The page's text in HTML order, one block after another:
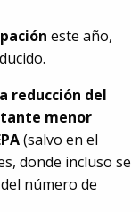
este año,
reducción del
menor
(salvo en el
donde incluso se
número de